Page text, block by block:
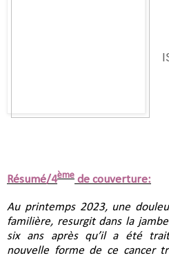
Résumé/4ème de couverture:
Au printemps 2023, une
familière, resurgit dans la
six ans après qu’il a été
nouvelle forme de ce cancer